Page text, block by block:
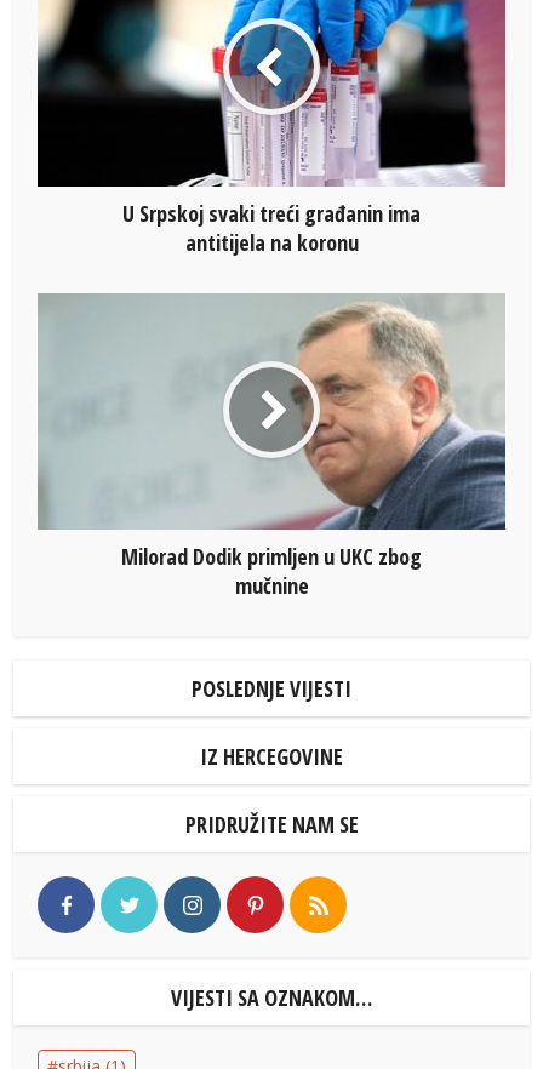
U Srpskoj svaki treći građanin ima
antitijela na koronu
Milorad Dodik primljen u UKC zbog
mučnine
POSLEDNJE VIJESTI
IZ HERCEGOVINE
PRIDRUŽITE NAM SE
VIJESTI SA OZNAKOM…